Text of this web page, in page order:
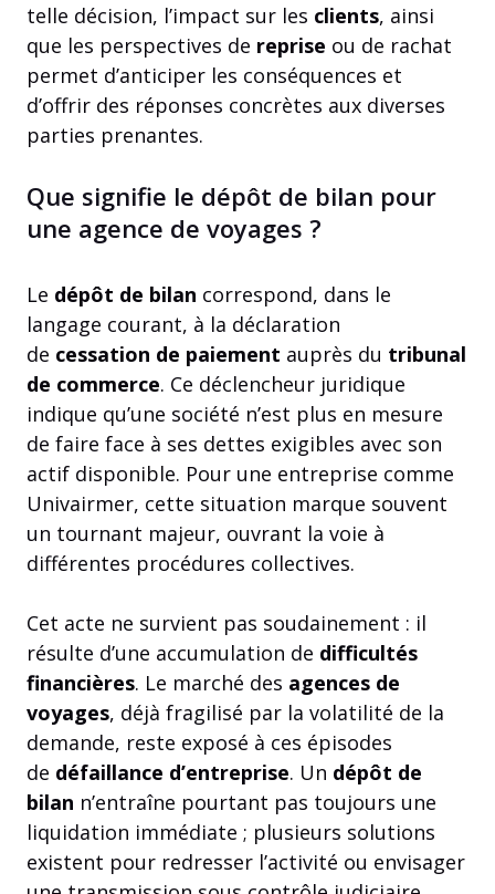
telle décision, l’impact sur les clients, ainsi
que les perspectives de reprise ou de rachat
permet d’anticiper les conséquences et
d’offrir des réponses concrètes aux diverses
parties prenantes.
Que signifie le dépôt de bilan pour
une agence de voyages ?
Le dépôt de bilan correspond, dans le
langage courant, à la déclaration
de cessation de paiement auprès du tribunal
de commerce. Ce déclencheur juridique
indique qu’une société n’est plus en mesure
de faire face à ses dettes exigibles avec son
actif disponible. Pour une entreprise comme
Univairmer, cette situation marque souvent
un tournant majeur, ouvrant la voie à
différentes procédures collectives.
Cet acte ne survient pas soudainement : il
résulte d’une accumulation de difficultés
financières. Le marché des agences de
voyages, déjà fragilisé par la volatilité de la
demande, reste exposé à ces épisodes
de défaillance d’entreprise. Un dépôt de
bilan n’entraîne pourtant pas toujours une
liquidation immédiate ; plusieurs solutions
existent pour redresser l’activité ou envisager